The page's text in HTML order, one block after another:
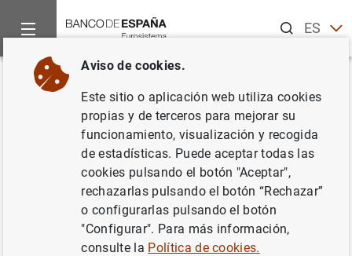
ESEN
Inicio Publicaciones
Volver
Eficiencia y primas de riesgo en
los mercados de cambio
Aviso de cookies.
Este sitio o aplicación web utiliza cookies
propias y de terceros para mejorar su
funcionamiento, visualización y recogida
de estadísticas. Puede aceptar todas las
cookies pulsando el botón "Aceptar",
rechazarlas pulsando el botón “Rechazar”
o configurarlas pulsando el botón
"Configurar". Para más información,
consulte la Política de cookies.